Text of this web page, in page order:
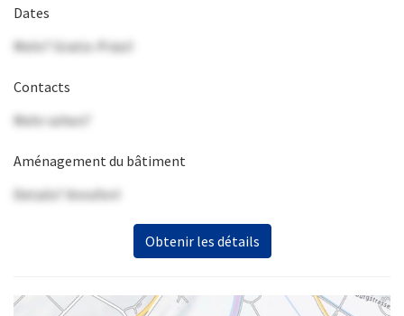
Dates
Mehr? Gratis-Präsi!
Contacts
Mehr sehen?
Aménagement du bâtiment
Details? Anrufen!
Obtenir les détails